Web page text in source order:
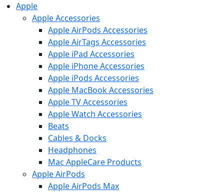
Apple
Apple Accessories
Apple AirPods Accessories
Apple AirTags Accessories
Apple iPad Accessories
Apple iPhone Accessories
Apple iPods Accessories
Apple MacBook Accessories
Apple TV Accessories
Apple Watch Accessories
Beats
Cables & Docks
Headphones
Mac AppleCare Products
Apple AirPods
Apple AirPods Max